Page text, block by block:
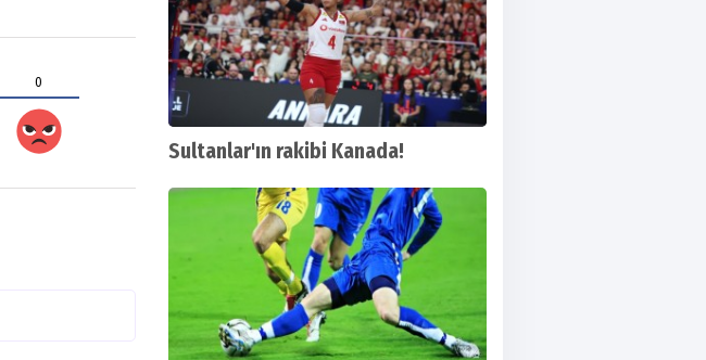
0
Sultanlar'ın rakibi Kanada!